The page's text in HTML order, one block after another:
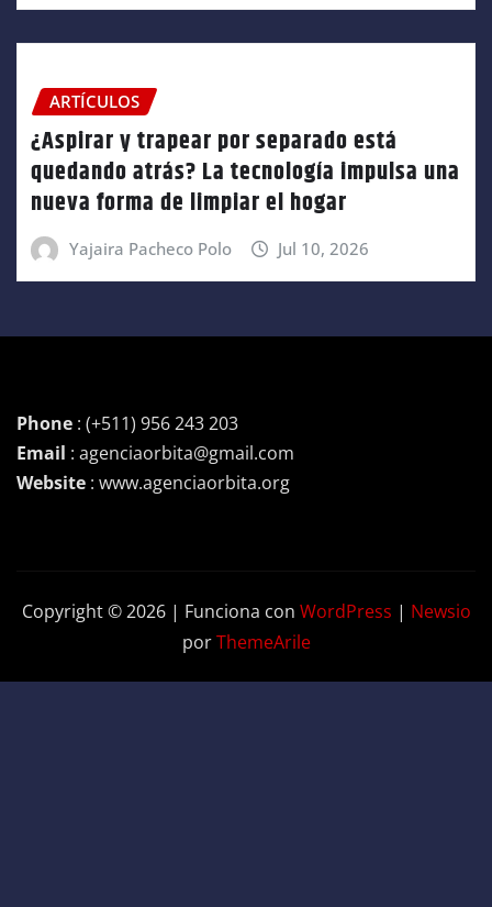
ARTÍCULOS
¿Aspirar y trapear por separado está
quedando atrás? La tecnología impulsa una
nueva forma de limpiar el hogar
Yajaira Pacheco Polo Jul 10, 2026
Phone : (+511) 956 243 203
Email : agenciaorbita@gmail.com
Website : www.agenciaorbita.org
Copyright © 2026 | Funciona con WordPress | Newsio
porThemeArile